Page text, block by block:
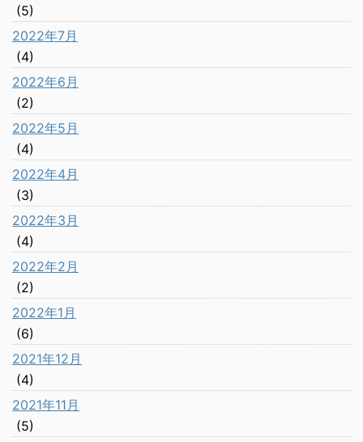
(5)
2022年7月
(4)
2022年6月
(2)
2022年5月
(4)
2022年4月
(3)
2022年3月
(4)
2022年2月
(2)
2022年1月
(6)
2021年12月
(4)
2021年11月
(5)